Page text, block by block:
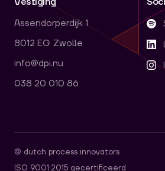
Assendorperdijk 1
8012 EG Zwolle
info@dpi.nu
038 20 010 86
© dutch process innovators
ISO 9001:2015 gecertificeerd